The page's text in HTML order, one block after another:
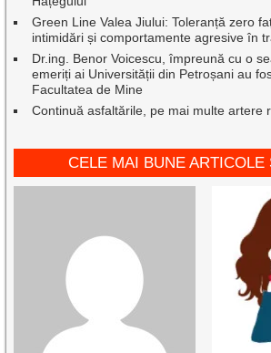
Green Line Valea Jiului: Toleranță zero
intimidări și comportamente agresive în
Dr.ing. Benor Voicescu, împreună cu o
emeriți ai Universității din Petroșani au
Facultatea de Mine
Continuă asfaltările, pe mai multe artere
CELE MAI BUNE ARTICOLE